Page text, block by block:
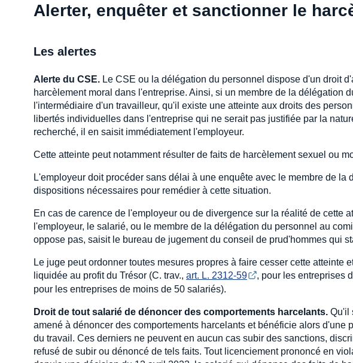
Alerter, enquêter et sanctionner le
Les alertes
Alerte du CSE. Le CSE ou la délégation du personnel dispose d'un droit
harcèlement moral dans l'entreprise. Ainsi, si un membre de la délégation
l'intermédiaire d'un travailleur, qu'il existe une atteinte aux droits des
libertés individuelles dans l'entreprise qui ne serait pas justifiée par la
recherché, il en saisit immédiatement l'employeur.
Cette atteinte peut notamment résulter de faits de harcèlement sexuel ou
L'employeur doit procéder sans délai à une enquête avec le membre de
dispositions nécessaires pour remédier à cette situation.
En cas de carence de l'employeur ou de divergence sur la réalité de cette
l'employeur, le salarié, ou le membre de la délégation du personnel au
oppose pas, saisit le bureau de jugement du conseil de prud'hommes qui
Le juge peut ordonner toutes mesures propres à faire cesser cette atteinte
liquidée au profit du Trésor (C. trav., art. L. 2312-59 , pour les entreprises
pour les entreprises de moins de 50 salariés).
Droit de tout salarié de dénoncer des comportements harcelants. Qu'il
amené à dénoncer des comportements harcelants et bénéficie alors d'une
du travail. Ces derniers ne peuvent en aucun cas subir des sanctions,
refusé de subir ou dénoncé de tels faits. Tout licenciement prononcé en